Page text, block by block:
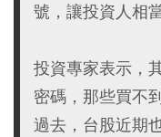
號，讓投資人相
投資專家表示，
密碼，那些買不
過去，台股近期